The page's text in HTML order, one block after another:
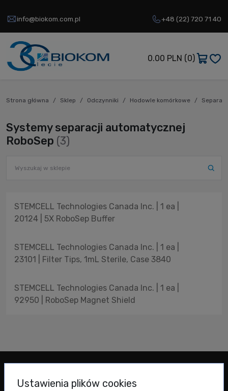
info@biokom.com.pl +48 (22) 720 71 40
0.00 PLN (0)
Strona główna Sklep Odczynniki Hodowle komórkowe
Systemy separacji automatycznej
RoboSep (3)
STEMCELL Technologies Canada Inc. | 1 ea |
20124 | 5X RoboSep Buffer
STEMCELL Technologies Canada Inc. | 1 ea |
23101 | Filter Tips, 1mL Sterile, Case 3840
STEMCELL Technologies Canada Inc. | 1 ea |
92950 | RoboSep Magnet Shield
Ustawienia plików cookies